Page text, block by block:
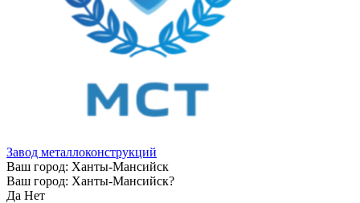
Завод металлоконструкций
Ваш город: Ханты-Мансийск
Ваш город: Ханты-Мансийск?
Да Нет